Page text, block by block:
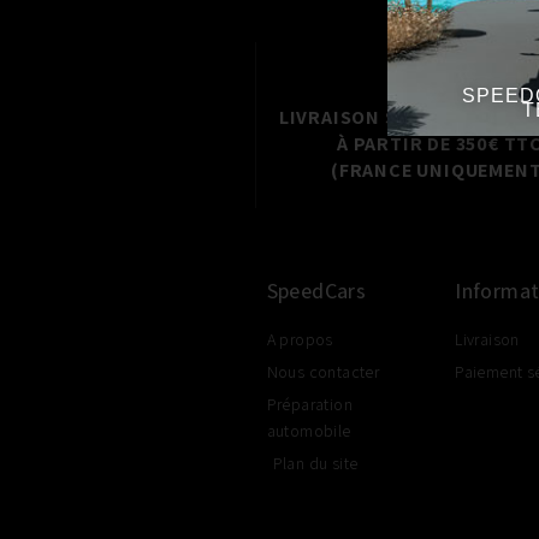
LIVRAISON SHOP2SHOP
À PARTIR DE 350€
(FRANCE
SpeedCars
A propos
Nous contacter
Préparation
automobile
Plan du site
Livraison
Paiement